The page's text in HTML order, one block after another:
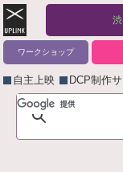
ワークショップ
自主上映 DCP制作